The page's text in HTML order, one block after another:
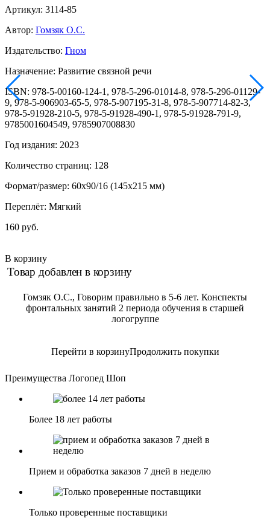
Артикул: 3114-85
Автор: Гомзяк О.С.
Издательство: Гном
Назначение: Развитие связной речи
ISBN: 978-5-00160-124-1, 978-5-296-01014-8, 978-5-296-01129-
9, 978-5-906903-65-5, 978-5-907195-31-8, 978-5-907714-82-3,
978-5-91928-210-5, 978-5-91928-490-1, 978-5-91928-791-9,
9785001604549, 9785907008830
Год издания: 2023
Количество страниц: 128
Формат/размер: 60x90/16 (145x215 мм)
Переплёт: Мягкий
160 руб.
В корзину
Товар добавлен в корзину
Гомзяк О.С., Говорим правильно в 5-6 лет. Конспекты
фронтальных занятий 2 периода обучения в старшей
логогруппе
Перейти в корзинуПродолжить покупки
Преимущества Логопед Шоп
Более 18 лет работы
Прием и обработка заказов 7 дней в неделю
Только проверенные поставщики